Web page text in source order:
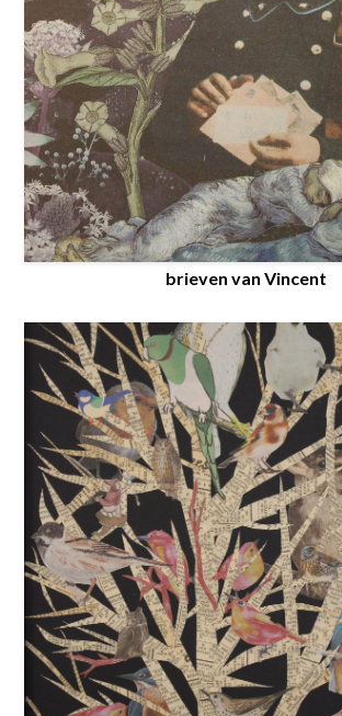
brieven van Vincent